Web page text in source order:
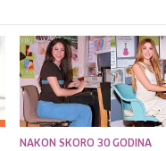
NAKON SKORO 30 GODINA